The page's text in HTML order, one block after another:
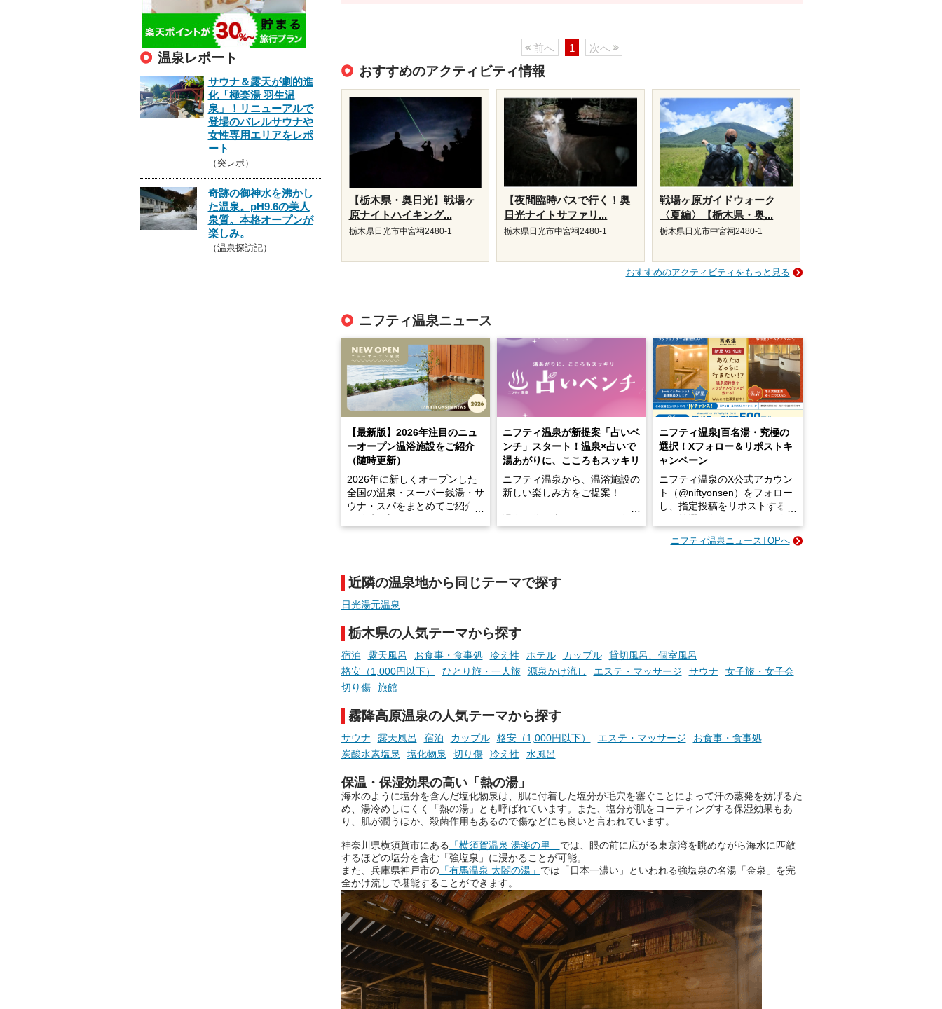
前へ 1 次へ
おすすめのアクティビティ情報
【栃木県・奥日光】戦場ヶ
原ナイトハイキング...
栃木県日光市中宮祠2480-1
【夜間臨時バスで行く！奥
日光ナイトサファリ...
栃木県日光市中宮祠2480-1
戦場ヶ原ガイドウォーク
〈夏編〉【栃木県・奥...
栃木県日光市中宮祠2480-1
おすすめのアクティビティをもっと見る
ニフティ温泉ニュース
【最新版】2026年注目のニュ
ーオープン温浴施設をご紹介
（随時更新）
2026年に新しくオープンした
全国の温泉・スーパー銭湯・サ
ウナ・スパをまとめてご紹介！
まったスポットが続々登場して
います。
現地取材記事もあわせて紹介し
ていますので、気になる施設は
ぜひチェックして次のおでかけ
先の参考にしてみてください
ね。
ニフティ温泉が新提案「占いベ
ンチ」スタート！温泉×占いで
湯あがりに、こころもスッキリ
ニフティ温泉から、温浴施設の
新しい楽しみ方をご提案！
手相やタロットなど気軽に楽し
ニフティ温泉|百名湯・究極の
選択！Xフォロー＆リポストキ
ャンペーン
ニフティ温泉のX公式アカウン
ト（@niftyonsen）をフォロー
し、指定投稿をリポストする
GIFT500円分をプレゼントい
ニフティ温泉ニュースTOPへ
近隣の温泉地から同じテーマで探す
日光湯元温泉
栃木県の人気テーマから探す
宿泊 露天風呂 お食事・食事処 冷え性 ホテル カップル
貸切風呂、個室風呂
格安（1,000円以下）
ひとり旅・一人旅 源泉かけ流し エステ・マッサージ サウナ
女子旅・女子会
切り傷
旅館
霧降高原温泉の人気テーマから探す
サウナ 露天風呂 宿泊 カップル 格安（1,000円以下） エステ・マッサージ
お食事・食事処
炭酸水素塩泉
塩化物泉 切り傷 冷え性 水風呂
保温・保湿効果の高い「熱の湯」
海水のように塩分を含んだ塩化物泉は、肌に付着した塩分が毛穴を塞ぐことによって汗の蒸発を妨げるた
め、湯冷めしにくく「熱の湯」とも呼ばれています。また、塩分が肌をコーティングする保湿効果もあ
り、肌が潤うほか、殺菌作用もあるので傷などにも良いと言われています。
神奈川県横須賀市にある 「横須賀温泉 湯楽の里」 では、眼の前に広がる東京湾を眺めながら海水に匹敵
するほどの塩分を含む「強塩泉」に浸かることが可能。
また、兵庫県神戸市の「有馬温泉 太閤の湯」 では「日本一濃い」といわれる強塩泉の名湯「金泉」を完
全かけ流しで堪能することができます。
温泉レポート
サウナ＆露天が劇的進
化「極楽湯 羽生温
泉」！リニューアルで
登場のバレルサウナや
女性専用エリアをレポ
ート
（突レポ）
奇跡の御神水を沸かし
た温泉。pH9.6の美人
泉質。本格オープンが
楽しみ。
（温泉探訪記）